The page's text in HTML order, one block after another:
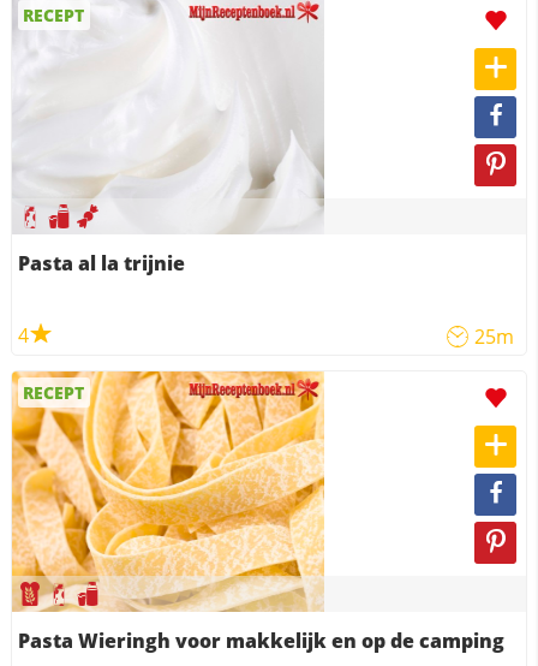
RECEPT
Pasta al la trijnie
4 25m
RECEPT
Pasta Wieringh voor makkelijk en op de camping